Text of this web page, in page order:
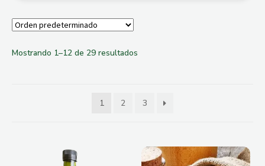
Mostrando 1–12 de 29 resultados
1 2 3